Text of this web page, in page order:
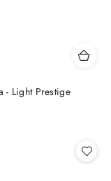
- Light Prestige